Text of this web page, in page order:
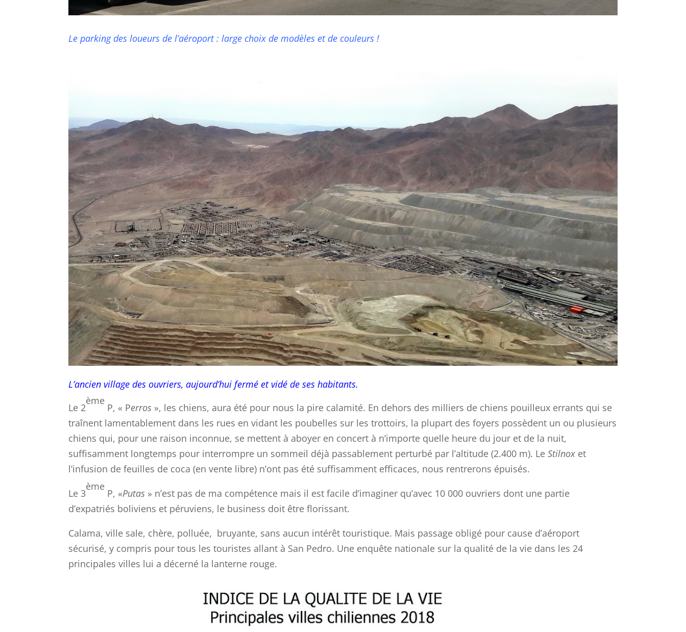
Le parking des loueurs de l’aéroport : large choix de modèles et de couleurs !
L’ancien village des ouvriers, aujourd’hui fermé et vidé de ses habitants.
Le 2
ème
P, « Perros », les chiens, aura été pour nous la pire calamité. En dehors des milliers de chiens pouilleux errants qui se
traînent lamentablement dans les rues en vidant les poubelles sur les trottoirs, la plupart des foyers possèdent un ou plusieurs
chiens qui, pour une raison inconnue, se mettent à aboyer en concert à n’importe quelle heure du jour et de la nuit,
suffisamment longtemps pour interrompre un sommeil déjà passablement perturbé par l’altitude (2.400 m). LeStilnox et
l’infusion de feuilles de coca (en vente libre) n’ont pas été suffisamment efficaces, nous rentrerons épuisés.
Le 3
ème
P, «Putas » n’est pas de ma compétence mais il est facile d’imaginer qu’avec 10 000 ouvriers dont une partie
d’expatriés boliviens et péruviens, le business doit être florissant.
Calama, ville sale, chère, polluée, bruyante, sans aucun intérêt touristique. Mais passage obligé pour cause d’aéroport
sécurisé, y compris pour tous les touristes allant à San Pedro. Une enquête nationale sur la qualité de la vie dans les 24
principales villes lui a décerné la lanterne rouge.